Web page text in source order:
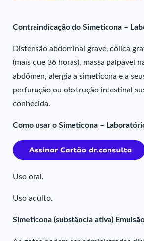
Contraindicação do Simeticona –
Distensão abdominal grave, cólica
(mais que 36 horas), massa palpável
abdômen, alergia a simeticona e a
perfuração ou obstrução intestinal
conhecida.
Como usar o Simeticona –
Uso oral.
Uso adulto.
Simeticona (substância ativa)